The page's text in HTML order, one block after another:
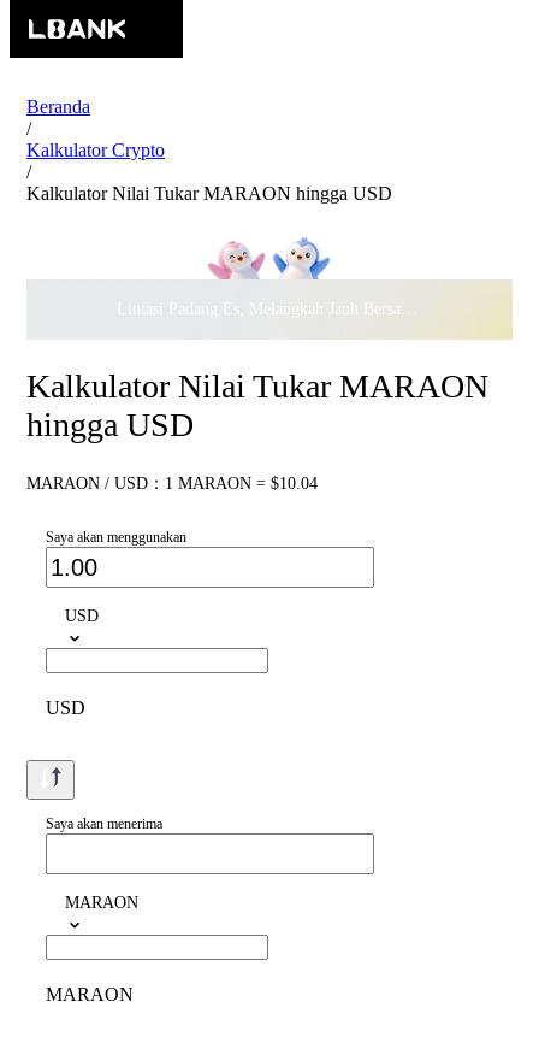
Beranda
/
Kalkulator Crypto
/
Kalkulator Nilai Tukar MARAON hingga USD
Lintasi Padang Es, Melangkah Jauh Bersama · Rayakan
Kalkulator Nilai Tukar MARAON
hingga USD
MARAON / USD：1 MARAON = $10.04
Saya akan menggunakan
USD
USD
Saya akan menerima
MARAON
MARAON